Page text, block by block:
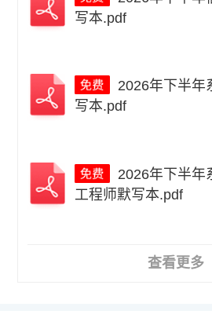
写本.pdf
写本.pdf
工程师默写本.pdf
查看更多